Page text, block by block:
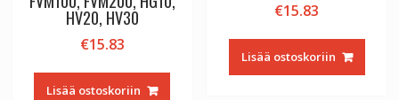
HV20, HV30
€15.83
Lisää ostoskoriin
€15.83
Lisää ostoskoriin